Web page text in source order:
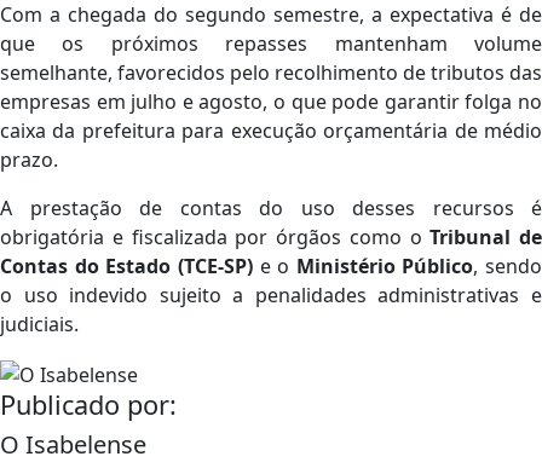
Com a chegada do segundo semestre, a expectativa é de
que os próximos repasses mantenham volume
semelhante, favorecidos pelo recolhimento de tributos das
empresas em julho e agosto, o que pode garantir folga no
caixa da prefeitura para execução orçamentária de médio
prazo.
A prestação de contas do uso desses recursos é
obrigatória e fiscalizada por órgãos como oTribunal de
Contas do Estado (TCE-SP)e o Ministério Público, sendo
o uso indevido sujeito a penalidades administrativas e
judiciais.
Publicado por:
O Isabelense